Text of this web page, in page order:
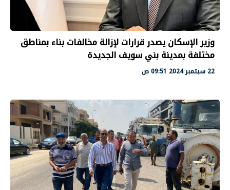
وزير الإسكان يصدر قرارات لإزالة مخالفات بناء بمناطق
مختلفة بمدينة بني سويف الجديدة
22 سبتمبر 2024 09:51 ص